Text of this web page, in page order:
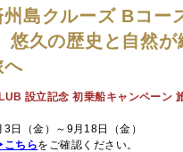
州島クルーズ Bコー
悠久の歴史と自然が
へ
設立記念 初乗船キャンペーン
日（金）～9月18日（金）
こちらをご確認ください。